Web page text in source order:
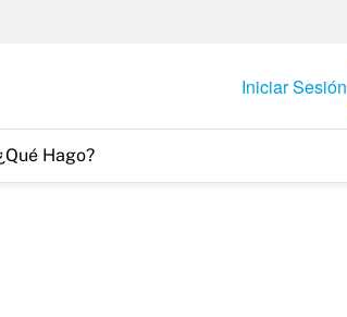
Iniciar Sesión
Hago?